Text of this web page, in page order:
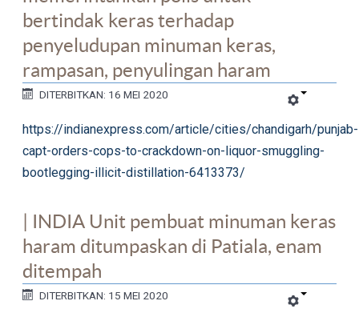
bertindak keras terhadap
penyeludupan minuman keras,
rampasan, penyulingan haram
DITERBITKAN: 16 MEI 2020
https://indianexpress.com/article/cities/chandigarh/punjab-
capt-orders-cops-to-crackdown-on-liquor-smuggling-
bootlegging-illicit-distillation-6413373/
| INDIA Unit pembuat minuman keras
haram ditumpaskan di Patiala, enam
ditempah
DITERBITKAN: 15 MEI 2020